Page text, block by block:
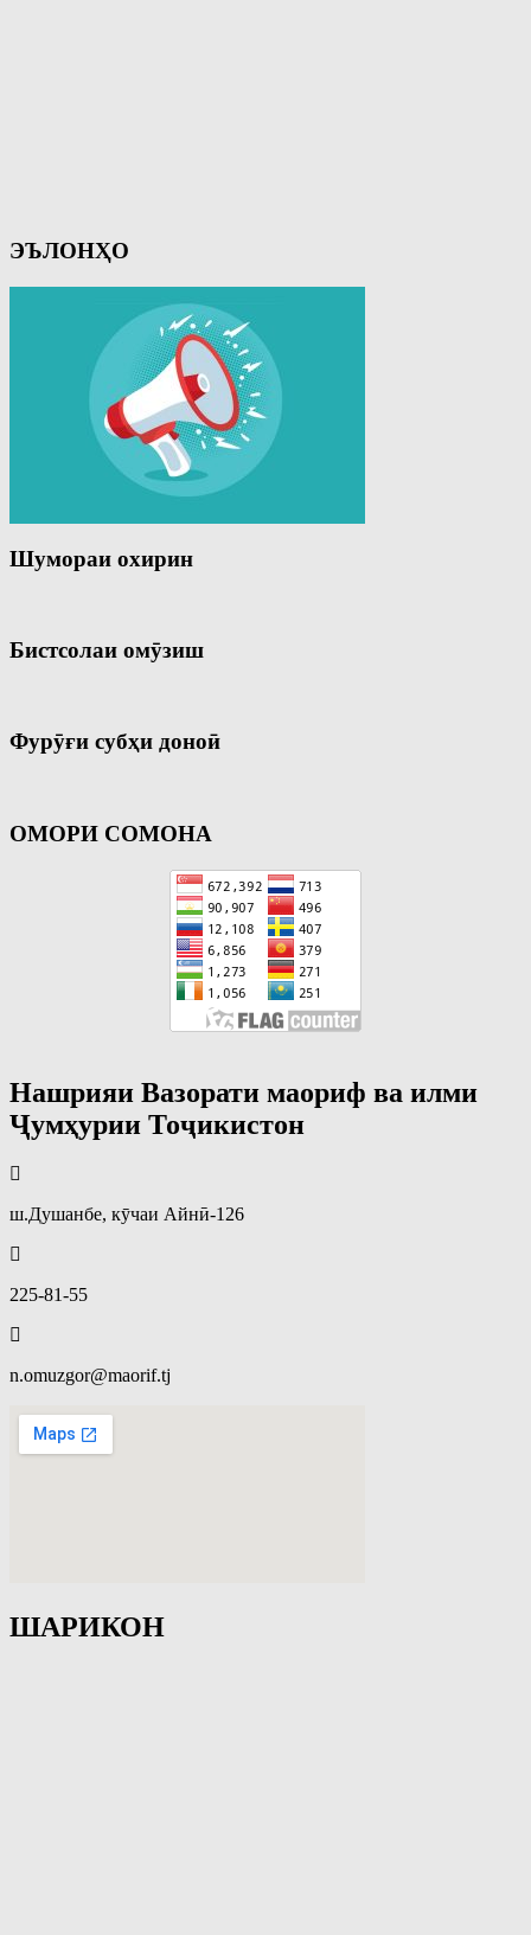
ЭЪЛОНҲО
Шумораи охирин
Бистсолаи омӯзиш
Фурӯғи субҳи доноӣ
ОМОРИ СОМОНА
Нашрияи Вазорати маориф ва илми
Ҷумҳурии Тоҷикистон
ш.Душанбе, кӯчаи Айнӣ-126
225-81-55
n.omuzgor@maorif.tj
ШАРИКОН